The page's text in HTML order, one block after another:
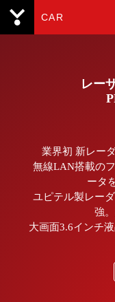
CAR
レー
業界初 新レー
無線LAN搭載の
ータ
ユピテル製レー
強
大画面3.6インチ